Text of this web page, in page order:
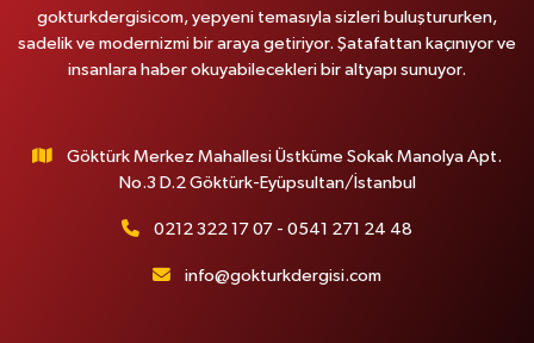
gokturkdergisicom, yepyeni temasıyla sizleri buluştururken,
sadelik ve modernizmi bir araya getiriyor. Şatafattan kaçınıyor ve
insanlara haber okuyabilecekleri bir altyapı sunuyor.
Göktürk Merkez Mahallesi Üstküme Sokak Manolya Apt.
No.3 D.2 Göktürk-Eyüpsultan/İstanbul
0212 322 17 07 - 0541 271 24 48
info@gokturkdergisi.com